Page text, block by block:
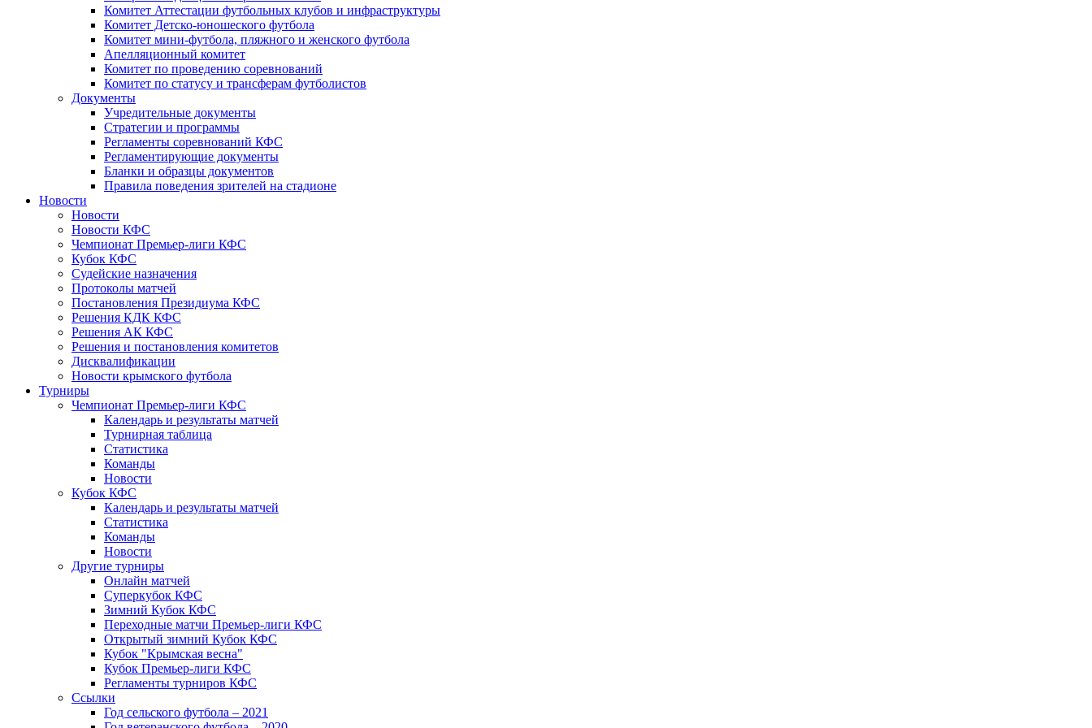
Комитет Аттестации футбольных клубов и инфраструктуры
Комитет Детско-юношеского футбола
Комитет мини-футбола, пляжного и женского футбола
Апелляционный комитет
Комитет по проведению соревнований
Комитет по статусу и трансферам футболистов
Документы
Учредительные документы
Стратегии и программы
Регламенты соревнований КФС
Регламентирующие документы
Бланки и образцы документов
Правила поведения зрителей на стадионе
Новости
Новости
Новости КФС
Чемпионат Премьер-лиги КФС
Кубок КФС
Судейские назначения
Протоколы матчей
Постановления Президиума КФС
Решения КДК КФС
Решения АК КФС
Решения и постановления комитетов
Дисквалификации
Новости крымского футбола
Турниры
Чемпионат Премьер-лиги КФС
Календарь и результаты матчей
Турнирная таблица
Статистика
Команды
Новости
Кубок КФС
Календарь и результаты матчей
Статистика
Команды
Новости
Другие турниры
Онлайн матчей
Суперкубок КФС
Зимний Кубок КФС
Переходные матчи Премьер-лиги КФС
Открытый зимний Кубок КФС
Кубок "Крымская весна"
Кубок Премьер-лиги КФС
Регламенты турниров КФС
Ссылки
Год сельского футбола – 2021